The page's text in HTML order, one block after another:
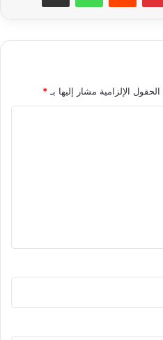
الحقول الإلزامية مشار إليها بـ *